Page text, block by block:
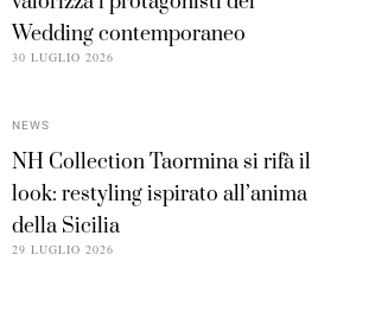
Wedding contemporaneo
30 LUGLIO 2026
NEWS
NH Collection Taormina si rifà il
look: restyling ispirato all’anima
della Sicilia
29 LUGLIO 2026